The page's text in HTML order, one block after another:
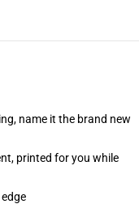
name it the brand new
printed for you while